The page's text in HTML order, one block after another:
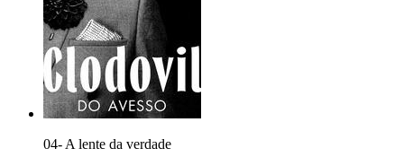
04- A lente da verdade